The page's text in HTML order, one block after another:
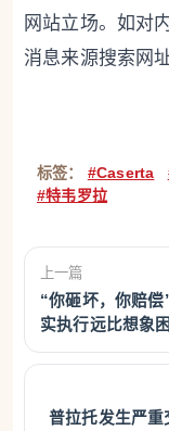
网站立场。如对
消息来源搜索网
标签： #Caserta
#特韦罗拉
上一篇
“你砸坏，你赔
实执行远比想象
普拉托发生严重